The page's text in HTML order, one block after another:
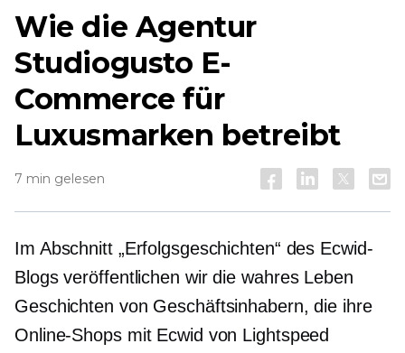
Wie die Agentur
Studiogusto E-
Commerce für
Luxusmarken betreibt
7 min gelesen
Im Abschnitt „Erfolgsgeschichten“ des Ecwid-
Blogs veröffentlichen wir die wahres Leben
Geschichten von Geschäftsinhabern, die ihre
Online-Shops mit Ecwid von Lightspeed